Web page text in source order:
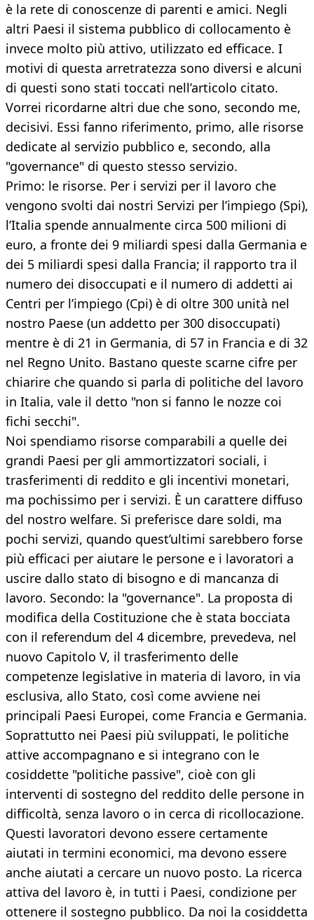
è la rete di conoscenze di parenti e amici. Negli
altri Paesi il sistema pubblico di collocamento è
invece molto più attivo, utilizzato ed efficace. I
motivi di questa arretratezza sono diversi e alcuni
di questi sono stati toccati nell’articolo citato.
Vorrei ricordarne altri due che sono, secondo me,
decisivi. Essi fanno riferimento, primo, alle risorse
dedicate al servizio pubblico e, secondo, alla
"governance" di questo stesso servizio.
Primo: le risorse. Per i servizi per il lavoro che
vengono svolti dai nostri Servizi per l’impiego (Spi),
l’Italia spende annualmente circa 500 milioni di
euro, a fronte dei 9 miliardi spesi dalla Germania e
dei 5 miliardi spesi dalla Francia; il rapporto tra il
numero dei disoccupati e il numero di addetti ai
Centri per l’impiego (Cpi) è di oltre 300 unità nel
nostro Paese (un addetto per 300 disoccupati)
mentre è di 21 in Germania, di 57 in Francia e di 32
nel Regno Unito. Bastano queste scarne cifre per
chiarire che quando si parla di politiche del lavoro
in Italia, vale il detto "non si fanno le nozze coi
fichi secchi".
Noi spendiamo risorse comparabili a quelle dei
grandi Paesi per gli ammortizzatori sociali, i
trasferimenti di reddito e gli incentivi monetari,
ma pochissimo per i servizi. È un carattere diffuso
del nostro welfare. Si preferisce dare soldi, ma
pochi servizi, quando quest’ultimi sarebbero forse
più efficaci per aiutare le persone e i lavoratori a
uscire dallo stato di bisogno e di mancanza di
lavoro. Secondo: la "governance". La proposta di
modifica della Costituzione che è stata bocciata
con il referendum del 4 dicembre, prevedeva, nel
nuovo Capitolo V, il trasferimento delle
competenze legislative in materia di lavoro, in via
esclusiva, allo Stato, così come avviene nei
principali Paesi Europei, come Francia e Germania.
Soprattutto nei Paesi più sviluppati, le politiche
attive accompagnano e si integrano con le
cosiddette "politiche passive", cioè con gli
interventi di sostegno del reddito delle persone in
difficoltà, senza lavoro o in cerca di ricollocazione.
Questi lavoratori devono essere certamente
aiutati in termini economici, ma devono essere
anche aiutati a cercare un nuovo posto. La ricerca
attiva del lavoro è, in tutti i Paesi, condizione per
ottenere il sostegno pubblico. Da noi la cosiddetta